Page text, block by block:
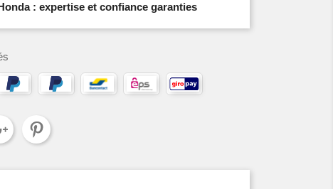
: expertise et confiance garanties